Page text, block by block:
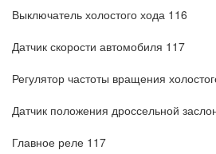
Выключатель холостого хода 116
Датчик скорости автомобиля 117
Регулятор частоты вращения
Датчик положения дроссельной
Главное реле 117